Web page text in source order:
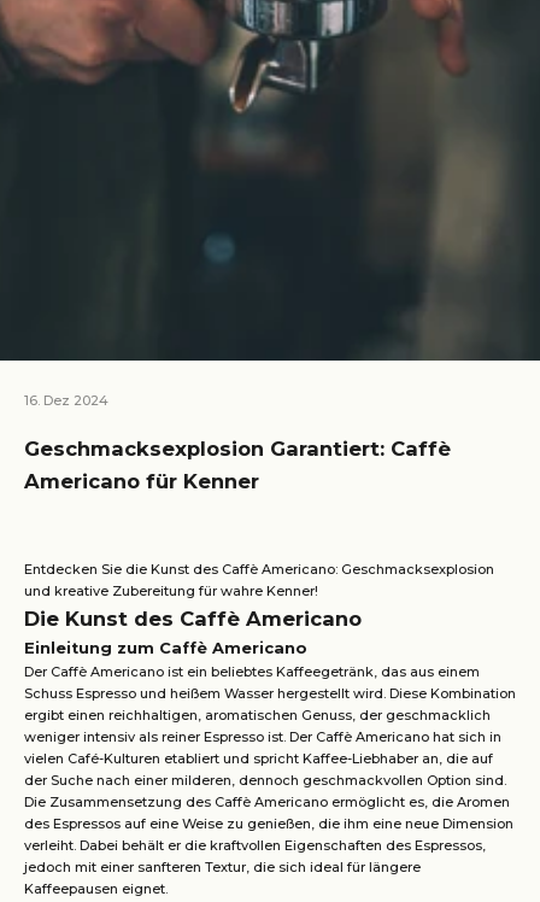
16. Dez 2024
Geschmacksexplosion Garantiert: Caffè
Americano für Kenner
Entdecken Sie die Kunst des Caffè Americano: Geschmacksexplosion
und kreative Zubereitung für wahre Kenner!
Die Kunst des Caffè Americano
Einleitung zum Caffè Americano
Der Caffè Americano ist ein beliebtes Kaffeegetränk, das aus einem
Schuss Espresso und heißem Wasser hergestellt wird. Diese Kombination
ergibt einen reichhaltigen, aromatischen Genuss, der geschmacklich
weniger intensiv als reiner Espresso ist. Der Caffè Americano hat sich in
vielen Café-Kulturen etabliert und spricht Kaffee-Liebhaber an, die auf
der Suche nach einer milderen, dennoch geschmackvollen Option sind.
Die Zusammensetzung des Caffè Americano ermöglicht es, die Aromen
des Espressos auf eine Weise zu genießen, die ihm eine neue Dimension
verleiht. Dabei behält er die kraftvollen Eigenschaften des Espressos,
jedoch mit einer sanfteren Textur, die sich ideal für längere
Kaffeepausen eignet.